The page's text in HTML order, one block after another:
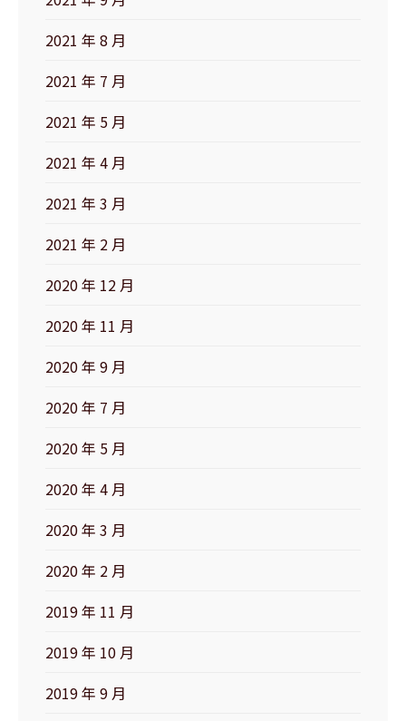
2021 年 8 月
2021 年 7 月
2021 年 5 月
2021 年 4 月
2021 年 3 月
2021 年 2 月
2020 年 12 月
2020 年 11 月
2020 年 9 月
2020 年 7 月
2020 年 5 月
2020 年 4 月
2020 年 3 月
2020 年 2 月
2019 年 11 月
2019 年 10 月
2019 年 9 月